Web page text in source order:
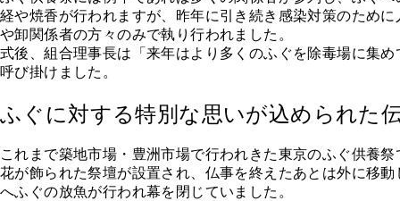
経や焼香が行われますが、昨年に引き続き感染対策のため
や卸関係者の方々のみで執り行われました。
式後、組合理事長は「来年はより多くのふぐを除毒場に集
呼び掛けました。
ふぐに対する特別な思いが込められた
これまで築地市場・豊洲市場で行われきた東京のふぐ供養
花が飾られた祭壇が設置され、仏事を終えたあとは外に移
へふぐの放魚が行われ幕を閉じていました。